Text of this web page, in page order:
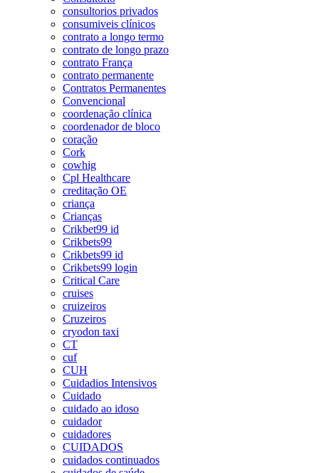
consultorios privados
consumiveis clínicos
contrato a longo termo
contrato de longo prazo
contrato França
contrato permanente
Contratos Permanentes
Convencional
coordenação clínica
coordenador de bloco
coração
Cork
cowhig
Cpl Healthcare
creditação OE
criança
Crianças
Crikbet99 id
Crikbets99
Crikbets99 id
Crikbets99 login
Critical Care
cruises
cruizeiros
Cruzeiros
cryodon taxi
CT
cuf
CUH
Cuidadios Intensivos
Cuidado
cuidado ao idoso
cuidador
cuidadores
CUIDADOS
cuidados continuados